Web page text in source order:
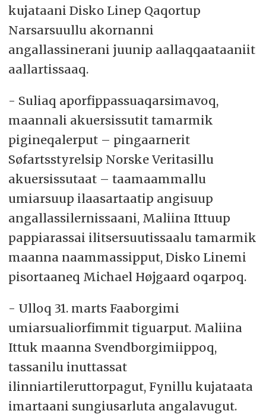
kujataani Disko Linep Qaqortup
Narsarsuullu akornanni
angallassinerani juunip aallaqqaataaniit
aallartissaaq.
- Suliaq aporfippassuaqarsimavoq,
maannali akuersissutit tamarmik
pigineqalerput – pingaarnerit
Søfartsstyrelsip Norske Veritasillu
akuersissutaat – taamaammallu
umiarsuup ilaasartaatip angisuup
angallassilernissaani, Maliina Ittuup
pappiarassai ilitsersuutissaalu tamarmik
maanna naammassipput, Disko Linemi
pisortaaneq Michael Højgaard oqarpoq.
- Ulloq 31. marts Faaborgimi
umiarsualiorfimmit tiguarput. Maliina
Ittuk maanna Svendborgimiippoq,
tassanilu inuttassat
ilinniartileruttorpagut, Fynillu kujataata
imartaani sungiusarluta angalavugut.